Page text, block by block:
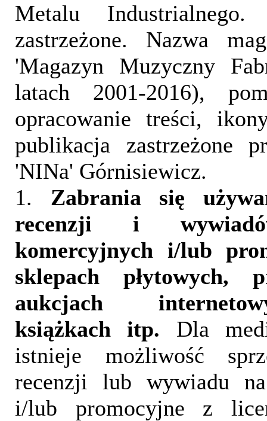
Metalu
zastrzeżone. Nazwa
'Magazyn Muzyczny
latach 2001-2016),
opracowanie treści,
publikacja zastrzeżone
'NINa' Górnisiewicz.
1. Zabrania się
recenzji i
komercyjnych i/lub
sklepach płytowych,
aukcjach
książkach itp. Dla
istnieje możliwość
recenzji lub wywiadu
i/lub promocyjne z